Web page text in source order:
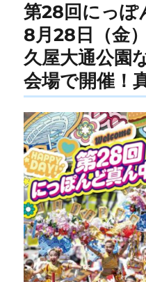
第28回にっぽ
8月28日（金
久屋大通公園
会場で開催！